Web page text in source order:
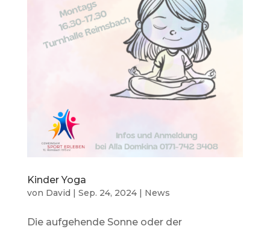
Kinder Yoga
von David | Sep. 24, 2024| News
Die aufgehende Sonne oder der